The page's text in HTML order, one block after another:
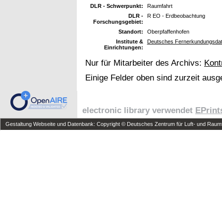
DLR - Schwerpunkt:
Raumfahrt
DLR -
Forschungsgebiet:
R EO - Erdbeobachtung
Standort:
Oberpfaffenhofen
Institute &
Einrichtungen:
Deutsches
Nur für Mitarbeiter des Archivs:
Einige Felder oben sind zurzeit
electronic library verwendet
Gestaltung Webseite und Datenbank: Copyright © Deutsches Zentrum für Luft- und